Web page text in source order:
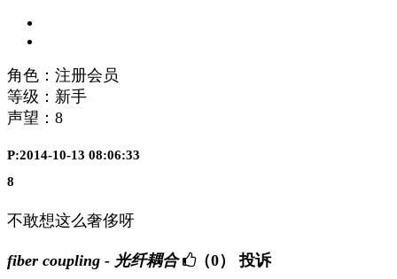
角色：注册会员
等级：新手
声望： 8
P:2014-10-13 08:06:33
8
不敢想这么奢侈呀
fiber coupling - 光纤耦合 （0） 投诉